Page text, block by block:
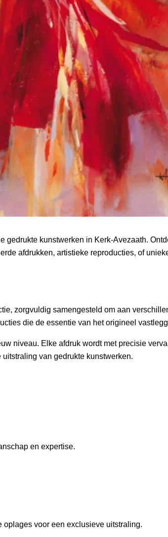
kunstwerken in Kerk-Avezaath.
afdrukken, artistieke reproducties, of
zorgvuldig samengesteld om aan
die de essentie van het origineel
niveau. Elke afdruk wordt met precisie
van gedrukte kunstwerken.
en expertise.
voor een exclusieve uitstraling.